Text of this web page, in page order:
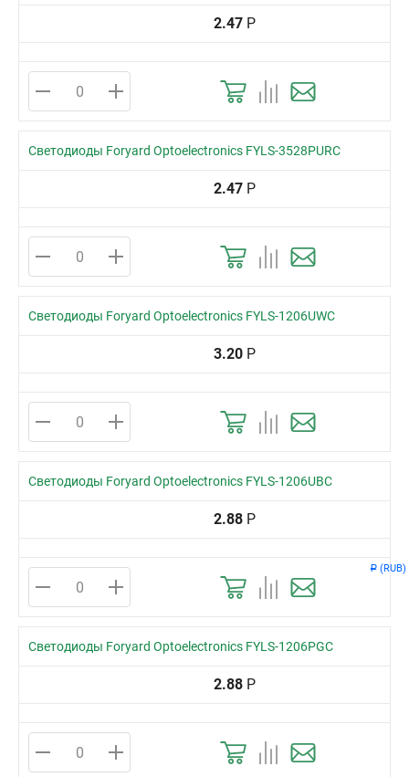
Р (RUB)
2.47 Р
Светодиоды Foryard Optoelectronics FYLS-3528PURC
2.47 Р
Светодиоды Foryard Optoelectronics FYLS-1206UWC
3.20 Р
Светодиоды Foryard Optoelectronics FYLS-1206UBC
2.88 Р
Светодиоды Foryard Optoelectronics FYLS-1206PGC
2.88 Р